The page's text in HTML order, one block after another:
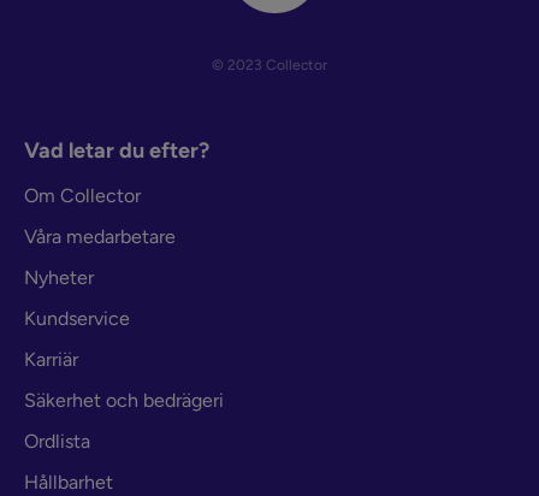
© 2023 Collector
Vad letar du efter?
Om Collector
Våra medarbetare
Nyheter
Kundservice
Karriär
Säkerhet och bedrägeri
Ordlista
Hållbarhet